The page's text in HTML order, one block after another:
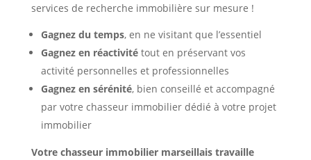
services de recherche immobilière sur mesure !
Gagnez du temps, en ne visitant que l’essentiel
Gagnez en réactivitétout en préservant vos
activité personnelles et professionnelles
Gagnez en sérénité, bien conseillé et accompagné
par votre chasseur immobilier dédié à votre projet
immobilier
Votre chasseur immobilier marseillais travaille